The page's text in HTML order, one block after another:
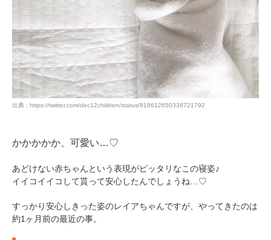
出典 : https://twitter.com/dec12children/status/818612650338721792
かかかかか、可愛い…♡
あどけない赤ちゃんという表現がピッタリなこの寝姿♪
イイコイイコして貰って安心したんでしょうね…♡
すっかり安心しきった姿のレイアちゃんですが、やってきたのは
約1ヶ月前の最近の事。